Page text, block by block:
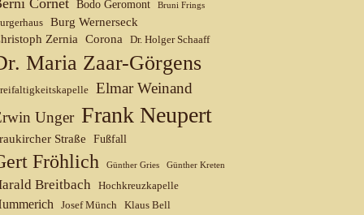
Cornet Bodo Geromont Bruni Frings
Burg Wernerseck
Zernia
Corona Dr. Holger Schaaff
Maria Zaar-Görgens
Elmar Weinand
Unger Frank Neupert
Straße Fußfall
Fröhlich Günther Gries Günther Kreten
Breitbach Hochkreuzkapelle
Josef Münch Klaus Bell